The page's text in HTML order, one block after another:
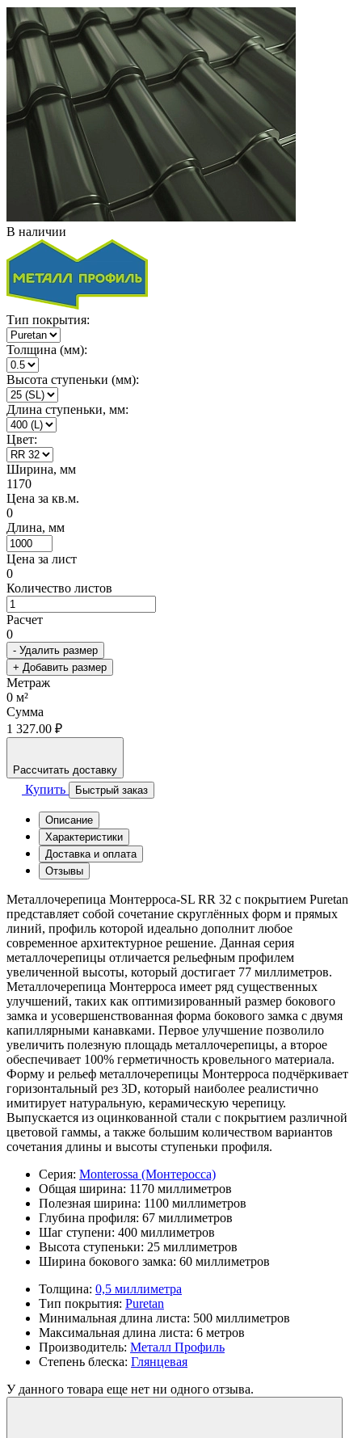
В наличии
Тип покрытия:
Толщина (мм):
Высота ступеньки (мм):
Длина ступеньки, мм:
Цвет:
Ширина, мм
1170
Цена за кв.м.
0
Длина, мм
Цена за лист
0
Количество листов
Расчет
0
- Удалить размер
+ Добавить размер
Метраж
0 м²
Сумма
1 327.00 ₽
Рассчитать доставку
Купить Быстрый заказ
Описание
Характеристики
Доставка и оплата
Отзывы
Металлочерепица Монтерроса-SL RR 32 с покрытием Puretan
представляет собой сочетание скруглённых форм и прямых
линий, профиль которой идеально дополнит любое
современное архитектурное решение. Данная серия
металлочерепицы отличается рельефным профилем
увеличенной высоты, который достигает 77 миллиметров.
Металлочерепица Монтерроса имеет ряд существенных
улучшений, таких как оптимизированный размер бокового
замка и усовершенствованная форма бокового замка с двумя
капиллярными канавками. Первое улучшение позволило
увеличить полезную площадь металлочерепицы, а второе
обеспечивает 100% герметичность кровельного материала.
Форму и рельеф металлочерепицы Монтерроса подчёркивает
горизонтальный рез 3D, который наиболее реалистично
имитирует натуральную, керамическую черепицу.
Выпускается из оцинкованной стали с покрытием различной
цветовой гаммы, а также большим количеством вариантов
сочетания длины и высоты ступеньки профиля.
Серия: Monterossa (Монтеросса)
Общая ширина: 1170 миллиметров
Полезная ширина: 1100 миллиметров
Глубина профиля: 67 миллиметров
Шаг ступени: 400 миллиметров
Высота ступеньки: 25 миллиметров
Ширина бокового замка: 60 миллиметров
Толщина: 0,5 миллиметра
Тип покрытия: Puretan
Минимальная длина листа: 500 миллиметров
Максимальная длина листа: 6 метров
Производитель: Металл Профиль
Степень блеска: Глянцевая
У данного товара еще нет ни одного отзыва.